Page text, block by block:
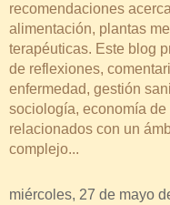
recomendaciones
alimentación, plantas
terapéuticas. Este blog
de reflexiones,
enfermedad, gestión
sociología, economía
relacionados con un
complejo...
miércoles, 27 de mayo